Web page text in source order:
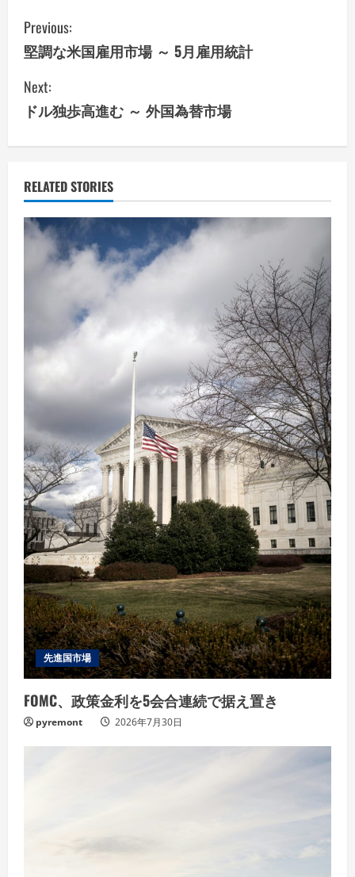
C
o
n
t
i
n
u
e
a
d
i
n
g
Previous:
堅調な米国雇用市場 ～ 5月雇用統計
Next:
ドル独歩高進む ～ 外国為替市場
RELATED STORIES
先進国市場
FOMC、政策金利を5会合連続で据え置き
pyremont 2026年7月30日